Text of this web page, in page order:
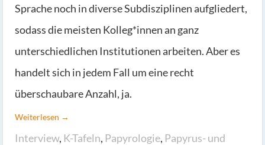
Sprache noch in diverse Subdisziplinen aufgliedert,
sodass die meisten Kolleg*innen an ganz
unterschiedlichen Institutionen arbeiten. Aber es
handelt sich in jedem Fall um eine recht
überschaubare Anzahl, ja.
Weiterlesen →
Interview, K-Tafeln, Papyrologie, Papyrus- und